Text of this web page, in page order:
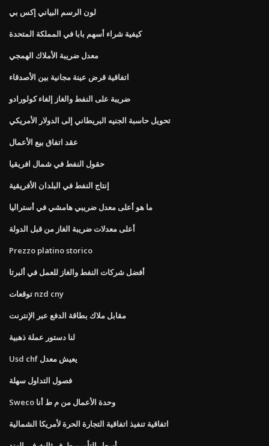
لون الرسم البياني إكس بي
كيفية شراء أسهم بابا في المملكة المتحدة
معدل ضريبة الأملاك الهمجي
اتفاقية قرض عينة مجانية بين الأصدقاء
ضريبة على النفط والغاز إلغاء كولورادو
تحويل حاسبة الجنيه البريطاني إلى الدولار الأمريكي
عقد اتفاق بيع الأعمال
حقول النفط في شمال افريقيا
إنتاج النفط في البلدان الأفريقية
ما هو أعلى معدل ضريبي هامشي في أستراليا
أعلى معدلات ضريبة الغاز من قبل الدولة
Prezzo platino storico
أفضل شركات النفط والغاز للعمل في ألبرتا
توقعات nzd cny
مقابل ملاك بطاقة الدفع عبر الإنترنت
لنا دستور عملة ذهبية
Usd chf يعيش معدل
فصول التداول سهلة
Sweco وحدة الأعمال من م ط أنا
اتفاقية تنفيذ اتفاقية التجارة الحرة لأمريكا الشمالية